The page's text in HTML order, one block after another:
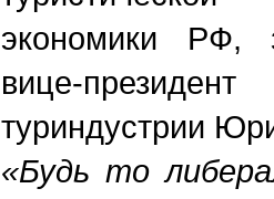
экономики РФ,
вице-
туриндустрии
«Будь то